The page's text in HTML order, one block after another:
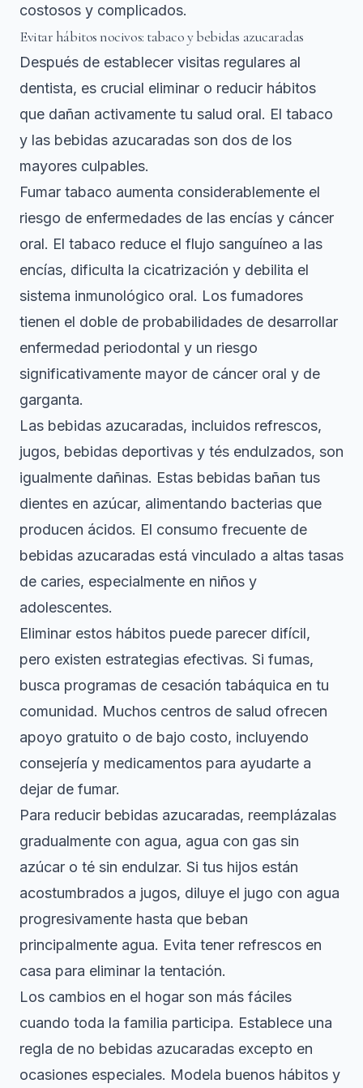
costosos y complicados.
Evitar hábitos nocivos: tabaco y bebidas azucaradas
Después de establecer visitas regulares al
dentista, es crucial eliminar o reducir hábitos
que dañan activamente tu salud oral. El tabaco
y las bebidas azucaradas son dos de los
mayores culpables.
Fumar tabaco aumenta considerablemente el
riesgo de enfermedades de las encías y cáncer
oral. El tabaco reduce el flujo sanguíneo a las
encías, dificulta la cicatrización y debilita el
sistema inmunológico oral. Los fumadores
tienen el doble de probabilidades de desarrollar
enfermedad periodontal y un riesgo
significativamente mayor de cáncer oral y de
garganta.
Las bebidas azucaradas, incluidos refrescos,
jugos, bebidas deportivas y tés endulzados, son
igualmente dañinas. Estas bebidas bañan tus
dientes en azúcar, alimentando bacterias que
producen ácidos. El consumo frecuente de
bebidas azucaradas está vinculado a altas tasas
de caries, especialmente en niños y
adolescentes.
Eliminar estos hábitos puede parecer difícil,
pero existen estrategias efectivas. Si fumas,
busca programas de cesación tabáquica en tu
comunidad. Muchos centros de salud ofrecen
apoyo gratuito o de bajo costo, incluyendo
consejería y medicamentos para ayudarte a
dejar de fumar.
Para reducir bebidas azucaradas, reemplázalas
gradualmente con agua, agua con gas sin
azúcar o té sin endulzar. Si tus hijos están
acostumbrados a jugos, diluye el jugo con agua
progresivamente hasta que beban
principalmente agua. Evita tener refrescos en
casa para eliminar la tentación.
Los cambios en el hogar son más fáciles
cuando toda la familia participa. Establece una
regla de no bebidas azucaradas excepto en
ocasiones especiales. Modela buenos hábitos y